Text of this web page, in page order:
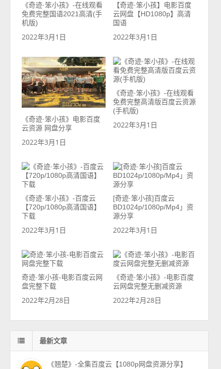
《奇迹·笨小孩》-在线观看
免费完整国语2021高清(手
机版)
2022年3月1日
【奇迹·笨小孩】电影百度
云网盘【HD1080p】高清
国语
2022年3月1日
《奇迹·笨小孩》电影百度
云资源 网盘分享
2022年3月1日
《奇迹·笨小孩》-在线观看
免费完整高清版百度云资源
(手机版)
2022年3月1日
《奇迹·笨小孩》-百度云
【720p/1080p高清国语】
下载
2022年3月1日
[奇迹·笨小孩]百度云
BD1024p/1080p/Mp4」资
源分享
2022年3月1日
奇迹·笨小孩-电影百度云网
盘完整下载
2022年2月28日
《奇迹·笨小孩》-电影百度
云网盘完整无删减资源
2022年2月28日
最新文章
《翘楚》-全集百度云【1080p网盘资源分享】